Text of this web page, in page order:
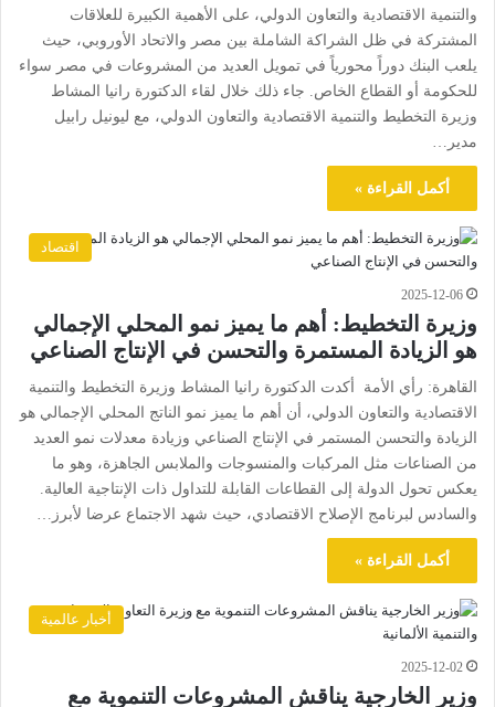
والتنمية الاقتصادية والتعاون الدولي، على الأهمية الكبيرة للعلاقات
المشتركة في ظل الشراكة الشاملة بين مصر والاتحاد الأوروبي، حيث
يلعب البنك دوراً محورياً في تمويل العديد من المشروعات في مصر سواء
للحكومة أو القطاع الخاص. جاء ذلك خلال لقاء الدكتورة رانيا المشاط
وزيرة التخطيط والتنمية الاقتصادية والتعاون الدولي، مع ليونيل رابيل
مدير…
أكمل القراءة »
اقتصاد
2025-12-06
وزيرة التخطيط: أهم ما يميز نمو المحلي الإجمالي
هو الزيادة المستمرة والتحسن في الإنتاج الصناعي
القاهرة: رأي الأمة أكدت الدكتورة رانيا المشاط وزيرة التخطيط والتنمية
الاقتصادية والتعاون الدولي، أن أهم ما يميز نمو الناتج المحلي الإجمالي هو
الزيادة والتحسن المستمر في الإنتاج الصناعي وزيادة معدلات نمو العديد
من الصناعات مثل المركبات والمنسوجات والملابس الجاهزة، وهو ما
يعكس تحول الدولة إلى القطاعات القابلة للتداول ذات الإنتاجية العالية.
والسادس لبرنامج الإصلاح الاقتصادي، حيث شهد الاجتماع عرضا لأبرز…
أكمل القراءة »
أخبار عالمية
2025-12-02
وزير الخارجية يناقش المشروعات التنموية مع